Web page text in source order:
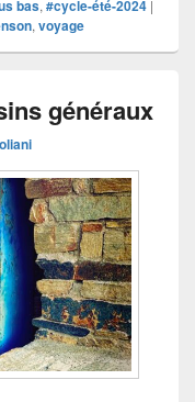
bas,#cycle-été-2024 |
,voyage
généraux